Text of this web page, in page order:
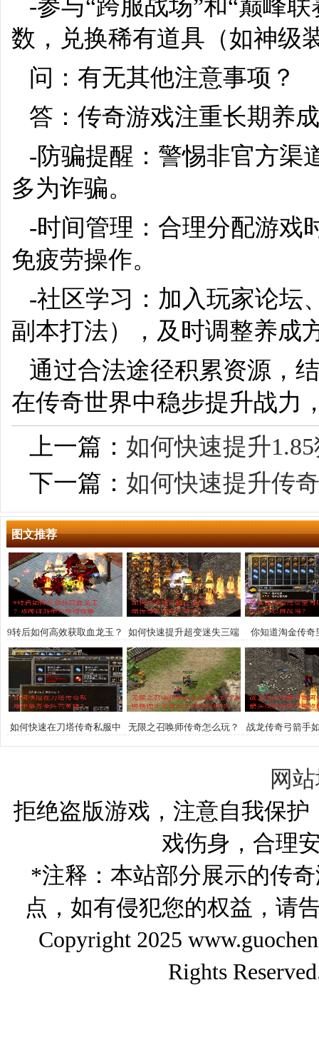
-参与“跨服战场”和“巅峰
数，兑换稀有道具（如神级
问：有无其他注意事项？
答：传奇游戏注重长期养
-防骗提醒：警惕非官方渠
多为诈骗。
-时间管理：合理分配游戏
免疲劳操作。
-社区学习：加入玩家论坛
副本打法），及时调整养成
通过合法途径积累资源，
在传奇世界中稳步提升战力
上一篇： 如何快速提升
下一篇： 如何快速提升传
图文推荐
9转后如何高效获取血龙玉？
攻略详解带你快速收集
如何快速提升超变迷失三端
传奇私服角色等级？
你知道淘金传奇
boss可以挑
如何快速在刀塔传奇私服中
集齐全阵营英雄？
无限之召唤师传奇怎么玩？
新手如何快速上手成为大师
战龙传奇弓箭手
箭矢疾风破敌千
网
拒绝盗版游戏，注意自我保
戏伤身，合理
*注释：本站部分展示的传
点，如有侵犯您的权益，请
Copyright 2025
Rights